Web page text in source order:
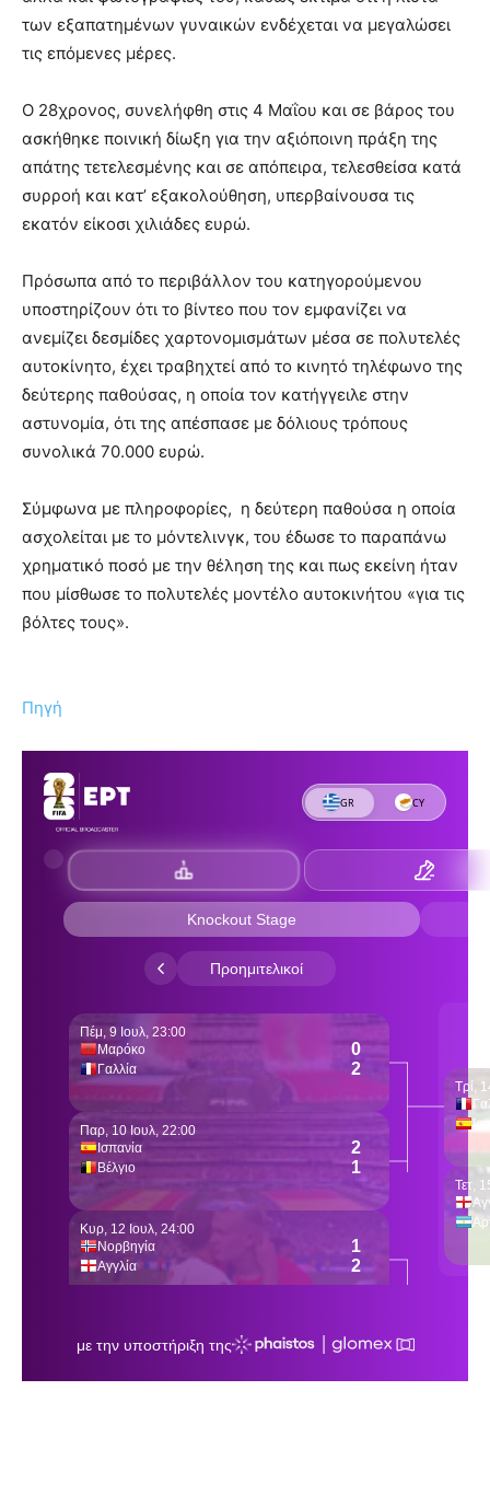
των εξαπατημένων γυναικών ενδέχεται να μεγαλώσει
τις επόμενες μέρες.
Ο 28χρονος, συνελήφθη στις 4 Μαΐου και σε βάρος του
ασκήθηκε ποινική δίωξη για την αξιόποινη πράξη της
απάτης τετελεσμένης και σε απόπειρα, τελεσθείσα κατά
συρροή και κατ’ εξακολούθηση, υπερβαίνουσα τις
εκατόν είκοσι χιλιάδες ευρώ.
Πρόσωπα από το περιβάλλον του κατηγορούμενου
υποστηρίζουν ότι το βίντεο που τον εμφανίζει να
ανεμίζει δεσμίδες χαρτονομισμάτων μέσα σε πολυτελές
αυτοκίνητο, έχει τραβηχτεί από το κινητό τηλέφωνο της
δεύτερης παθούσας, η οποία τον κατήγγειλε στην
αστυνομία, ότι της απέσπασε με δόλιους τρόπους
συνολικά 70.000 ευρώ.
Σύμφωνα με πληροφορίες, η δεύτερη παθούσα η οποία
ασχολείται με το μόντελινγκ, του έδωσε το παραπάνω
χρηματικό ποσό με την θέληση της και πως εκείνη ήταν
που μίσθωσε το πολυτελές μοντέλο αυτοκινήτου «για τις
βόλτες τους».
Πηγή